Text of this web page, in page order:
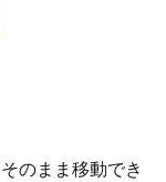
のまま移動でき